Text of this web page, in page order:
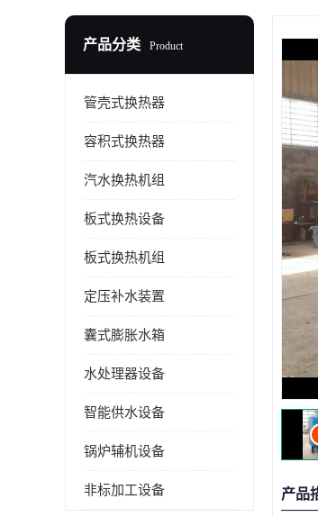
产品分类 Product
管壳式换热器
容积式换热器
汽水换热机组
板式换热设备
板式换热机组
定压补水装置
囊式膨胀水箱
水处理器设备
智能供水设备
锅炉辅机设备
非标加工设备 产品